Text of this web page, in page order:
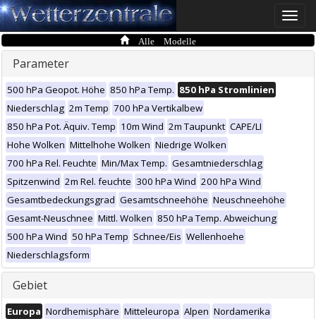
Toggle
Alle Modelle
Parameter
500 hPa Geopot. Höhe 850 hPa Temp. 850 hPa Stromlinien
Niederschlag 2m Temp 700 hPa Vertikalbew
850 hPa Pot. Äquiv. Temp 10m Wind 2m Taupunkt CAPE/LI
Hohe Wolken Mittelhohe Wolken Niedrige Wolken
700 hPa Rel. Feuchte Min/Max Temp. Gesamtniederschlag
Spitzenwind 2m Rel. feuchte 300 hPa Wind 200 hPa Wind
Gesamtbedeckungsgrad Gesamtschneehöhe Neuschneehöhe
Gesamt-Neuschnee Mittl. Wolken 850 hPa Temp. Abweichung
500 hPa Wind 50 hPa Temp Schnee/Eis Wellenhoehe
Niederschlagsform
Gebiet
Europa Nordhemisphäre Mitteleuropa Alpen Nordamerika